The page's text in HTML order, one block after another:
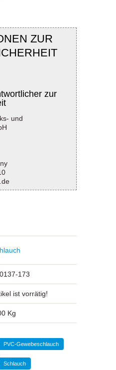
ZUR
zur
und
173
ist vorrätig!
Kg
PVC-Gewebeschlauch
Schlauch